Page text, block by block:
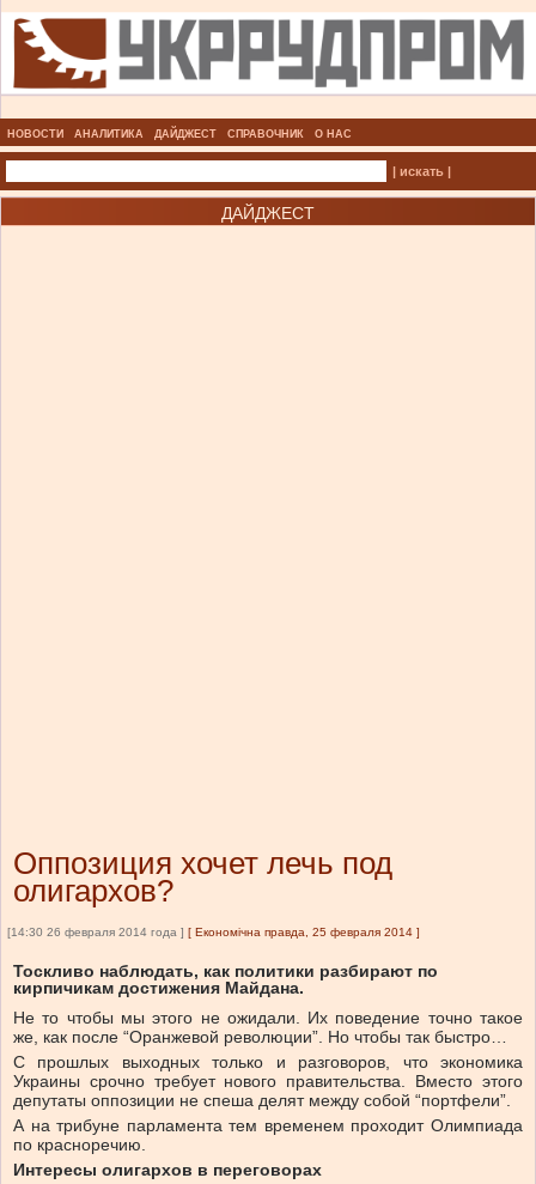
НОВОСТИ АНАЛИТИКА ДАЙДЖЕСТ СПРАВОЧНИК О НАС
| искать |
ДАЙДЖЕСТ
Оппозиция хочет лечь под
олигархов?
[14:30 26 февраля 2014 года ] [ Економічна правда, 25 февраля 2014 ]
Тоскливо наблюдать, как политики разбирают по
кирпичикам достижения Майдана.
Не то чтобы мы этого не ожидали. Их поведение точно такое
же, как после “Оранжевой революции”. Но чтобы так быстро…
С прошлых выходных только и разговоров, что экономика
Украины срочно требует нового правительства. Вместо этого
депутаты оппозиции не спеша делят между собой “портфели”.
А на трибуне парламента тем временем проходит Олимпиада
по красноречию.
Интересы олигархов в переговорах